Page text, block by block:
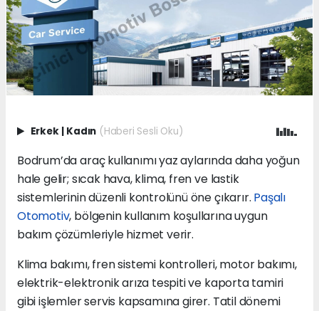
Erkek Kadın (Haberi Sesli Oku)
Bodrum’da araç kullanımı yaz aylarında daha yoğun
hale gelir; sıcak hava, klima, fren ve lastik
sistemlerinin düzenli kontrolünü öne çıkarır. Paşalı
Otomotiv, bölgenin kullanım koşullarına uygun
bakım çözümleriyle hizmet verir.
Klima bakımı, fren sistemi kontrolleri, motor bakımı,
elektrik-elektronik arıza tespiti ve kaporta tamiri
gibi işlemler servis kapsamına girer. Tatil dönemi